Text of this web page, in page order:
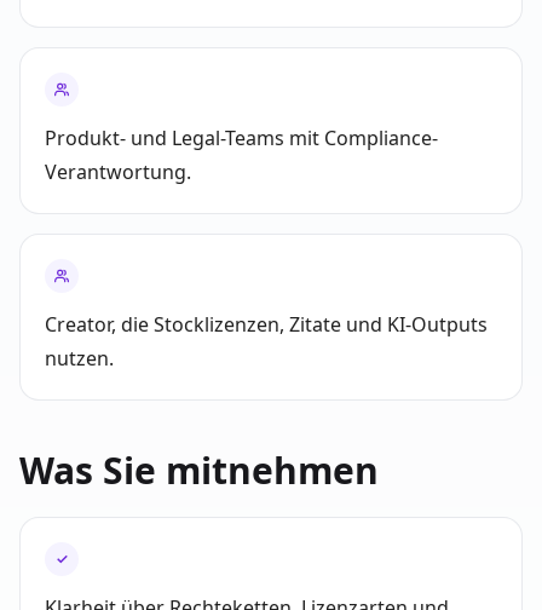
Produkt- und Legal-Teams mit Compliance-
Verantwortung.
Creator, die Stocklizenzen, Zitate und KI-Outputs
nutzen.
Was Sie mitnehmen
✓